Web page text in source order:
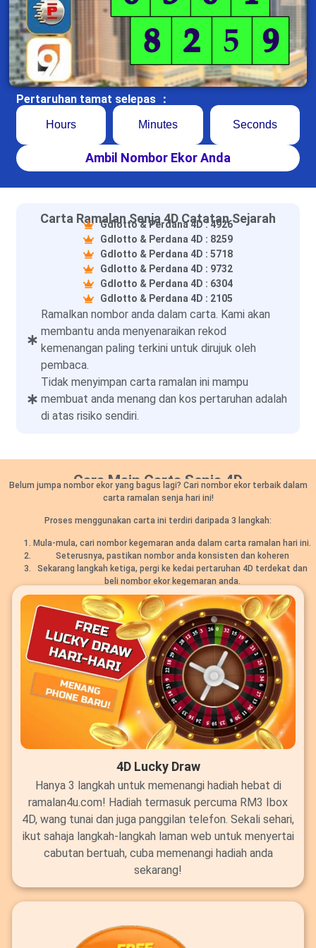
Pertaruhan tamat selepas ：
Hours Minutes Seconds
Ambil Nombor Ekor Anda
Carta Ramalan Senja 4D Catatan Sejarah
Gdlotto & Perdana 4D : 4926
Gdlotto & Perdana 4D : 8259
Gdlotto & Perdana 4D : 5718
Gdlotto & Perdana 4D : 9732
Gdlotto & Perdana 4D : 6304
Gdlotto & Perdana 4D : 2105
Ramalkan nombor anda dalam carta. Kami akan
membantu anda menyenaraikan rekod
kemenangan paling terkini untuk dirujuk oleh
pembaca.
Tidak menyimpan carta ramalan ini mampu
membuat anda menang dan kos pertaruhan adalah
di atas risiko sendiri.
Cara Main Carta Senja 4D
Belum jumpa nombor ekor yang bagus lagi? Cari nombor ekor terbaik dalam
carta ramalan senja hari ini!
Proses menggunakan carta ini terdiri daripada 3 langkah:
Mula-mula, cari nombor kegemaran anda dalam carta ramalan hari ini.
Seterusnya, pastikan nombor anda konsisten dan koheren
Sekarang langkah ketiga, pergi ke kedai pertaruhan 4D terdekat dan
beli nombor ekor kegemaran anda.
4D Lucky Draw
Hanya 3 langkah untuk memenangi hadiah hebat di
ramalan4u.com! Hadiah termasuk percuma RM3 Ibox
4D, wang tunai dan juga panggilan telefon. Sekali sehari,
ikut sahaja langkah-langkah laman web untuk menyertai
cabutan bertuah, cuba memenangi hadiah anda
sekarang!